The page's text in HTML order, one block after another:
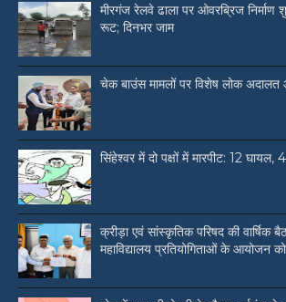
मीरगंज रेलवे ढाला पर ओवरब्रिज निर्माण
रूट; दिनभर जाम
चेक बाउंस मामलों पर विशेष लोक अदालत
सिंहेश्वर में दो पक्षों में मारपीट: 12 घायल,
क्रीड़ा एवं सांस्कृतिक परिषद की वार्षिक
महाविद्यालय प्रतियोगिताओं के आयोजन